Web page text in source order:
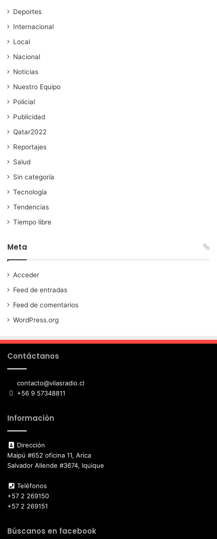
Deportes
Internacional
Local
Nacional
Noticias
Nuestro Equipo
Policial
Publicidad
Qatar2022
Reportajes
Salud
Sin categoría
Tecnología
Tendencias
Tiempo libre
Meta
Acceder
Feed de entradas
Feed de comentarios
WordPress.org
Contáctanos
contacto@vilasradio.cl
+56 9 57348811
Información
Dirección
Maipú #652 oficina 11, Arica
Salvador Allende #3674, Iquique
Teléfonos
+57 2 269150
+57 2 269151
Búscanos en facebook